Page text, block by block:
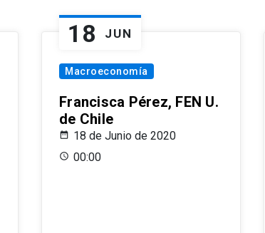
18 JUN
Macroeconomía
Francisca Pérez, FEN U.
de Chile
18 de Junio de 2020
00:00